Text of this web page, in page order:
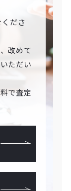
ださ
改めて
ただい
で査定